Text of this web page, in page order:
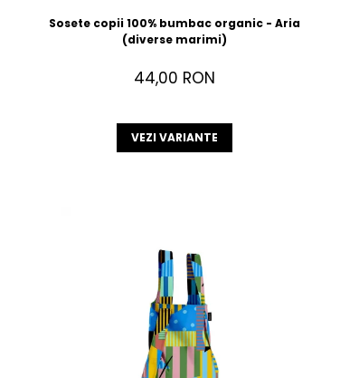
Sosete copii 100% bumbac organic - Aria
(diverse marimi)
44,00 RON
VEZI VARIANTE